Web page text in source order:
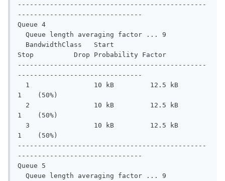
-----------------------------------------------
-------------------------------
Queue 4
Queue length averaging factor ... 9
BandwidthClass   Start
Stop          Drop Probability Factor
-----------------------------------------------
-------------------------------
1                10 kB         12.5 kB
1    (50%)
2                10 kB         12.5 kB
1    (50%)
3                10 kB         12.5 kB
1    (50%)
-----------------------------------------------
-------------------------------
Queue 5
Queue length averaging factor ... 9